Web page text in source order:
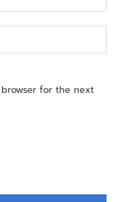
browser for the next